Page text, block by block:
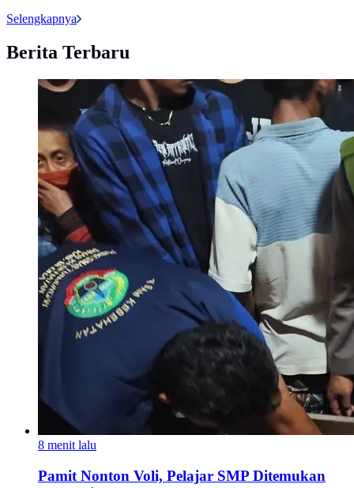
Selengkapnya
Berita Terbaru
8 menit lalu
Pamit Nonton Voli, Pelajar SMP Ditemukan